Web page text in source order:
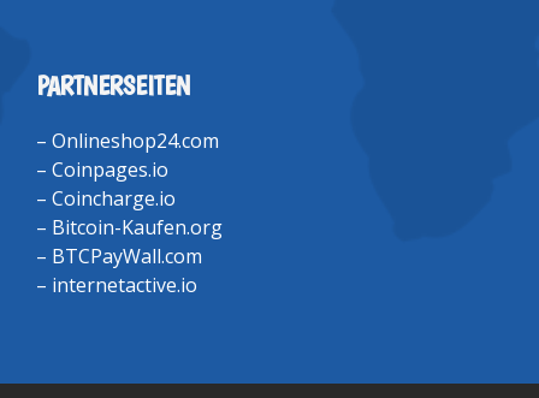
PARTNERSEITEN
– Onlineshop24.com
– Coinpages.io
– Coincharge.io
– Bitcoin-Kaufen.org
– BTCPayWall.com
– internetactive.io